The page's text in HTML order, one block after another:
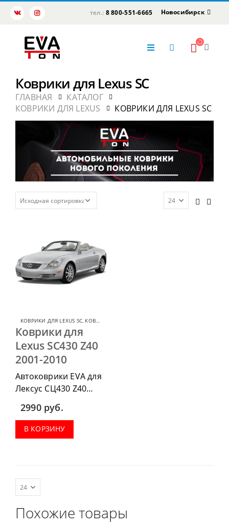
тел.: 8 800-551-6665 Новосибирск
Коврики для Lexus SC
ГЛАВНАЯ
КАТАЛОГ
КОВРИКИ ДЛЯ LEXUS
КОВРИКИ ДЛЯ LEXUS SC
КОВРИКИ ДЛЯ LEXUS SC, КОВРИКИ ДЛЯ LEXUS
Коврики для
Lexus SC430 Z40
2001-2010
Автоковрики EVA для
Лексус СЦ430 Z40
2001-2010 можно
приобрести в
комплектации:
водительский коврик,
2990 руб.
В КОРЗИНУ
Похожие товары